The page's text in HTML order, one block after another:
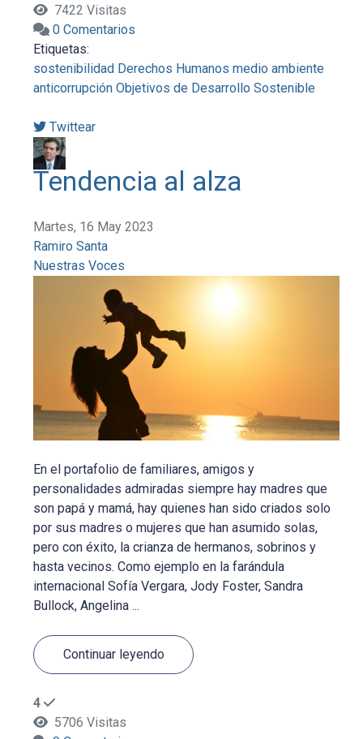
7422 Visitas
0 Comentarios
Etiquetas:
sostenibilidad Derechos Humanos medio ambiente
anticorrupción Objetivos de Desarrollo Sostenible
Twittear
Tendencia al alza
Martes, 16 May 2023
Ramiro Santa
Nuestras Voces
En el portafolio de familiares, amigos y
personalidades admiradas siempre hay madres que
son papá y mamá, hay quienes han sido criados solo
por sus madres o mujeres que han asumido solas,
pero con éxito, la crianza de hermanos, sobrinos y
hasta vecinos. Como ejemplo en la farándula
internacional Sofía Vergara, Jody Foster, Sandra
Bullock, Angelina ...
Continuar leyendo
4
5706 Visitas